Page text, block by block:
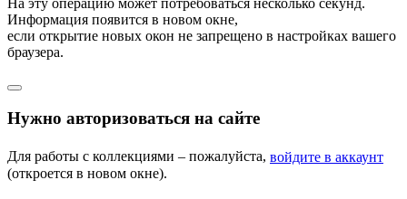
Информация появится в новом окне,
если открытие новых окон не запрещено в настройках вашего
браузера.
Нужно авторизоваться на сайте
Для работы с коллекциями – пожалуйста, войдите в аккаунт
(откроется в новом окне).